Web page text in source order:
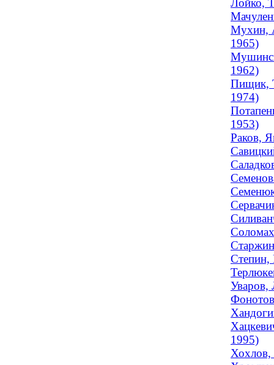
Лойко,
Мухин,
1965)
1962)
Пищик,
1974)
1953)
Раков,
Степин,
Уваров,
1995)
Хохлов,